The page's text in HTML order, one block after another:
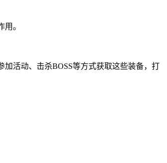
。
活动、击杀BOSS等方式获取这些装备，打